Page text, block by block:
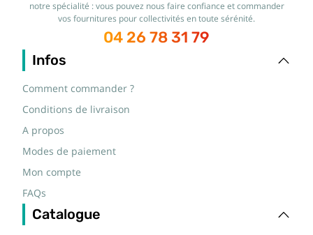
notre spécialité : vous pouvez nous faire confiance et commander
vos fournitures pour collectivités en toute sérénité.
04 26 78 31 79
Infos
Comment commander ?
Conditions de livraison
A propos
Modes de paiement
Mon compte
FAQs
Catalogue